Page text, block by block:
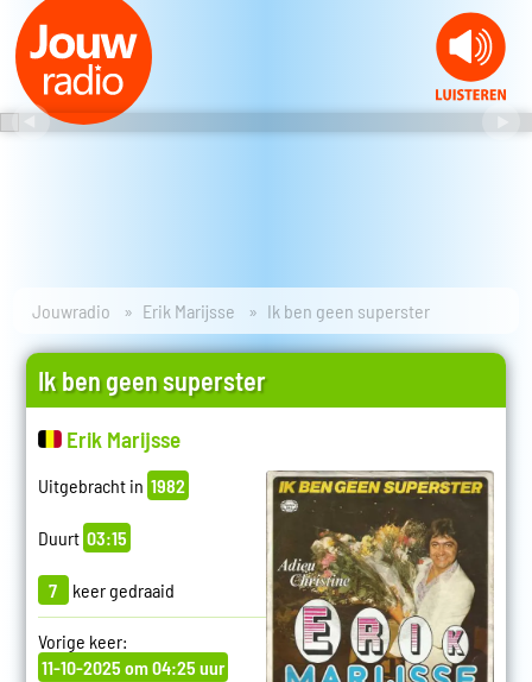
Jouwradio Erik Marijsse Ik ben geen superster
Ik ben geen superster
Erik Marijsse
Uitgebracht in 1982
Duurt 03:15
7 keer gedraaid
Vorige keer:
11-10-2025 om 04:25 uur